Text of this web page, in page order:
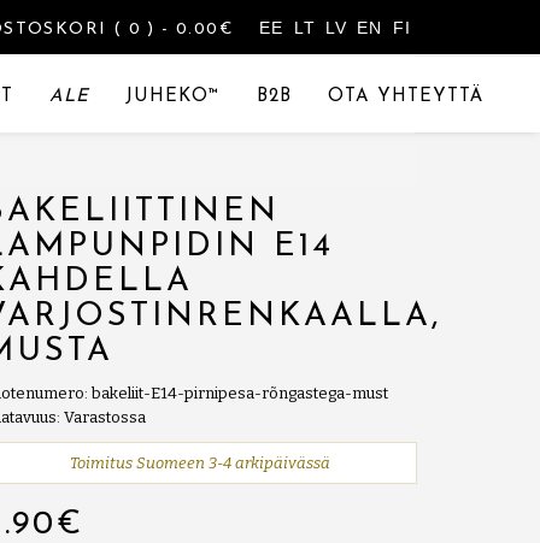
EE LT LV EN FI
( 0 ) - 0.00€
ALE JUHEKO™ B2B OTA YHTEYTTÄ
E14
bakeliit-E14-pirnipesa-rõngastega-must
Varastossa
Toimitus Suomeen 3-4 arkipäivässä